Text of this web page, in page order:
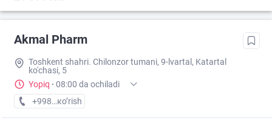
Akmal Pharm
Toshkent shahri. Chilonzor tumani, 9-lvartal, Katartal
ko'chasi, 5
Yopiq · 08:00 da ochiladi
+998 (99) XXX-XX-XX
кo’rish